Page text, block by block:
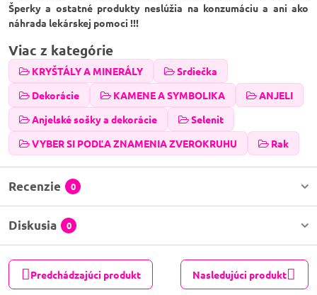
Šperky a ostatné produkty neslúžia na konzumáciu a ani ako
náhrada lekárskej pomoci !!!
Viac z kategórie
KRYŠTÁLY A MINERÁLY
Srdiečka
Dekorácie
KAMENE A SYMBOLIKA
ANJELI
Anjelské sošky a dekorácie
Selenit
VYBER SI PODĽA ZNAMENIA ZVEROKRUHU
Rak
Recenzie 0
Diskusia 0
Predchádzajúci produkt Nasledujúci produkt